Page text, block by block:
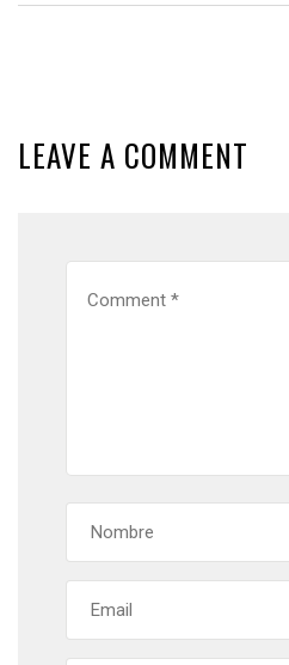
LEAVE A COMMENT